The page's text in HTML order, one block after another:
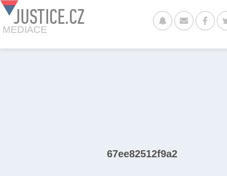
JUSTICE.CZ
MEDIACE
67ee82512f9a2